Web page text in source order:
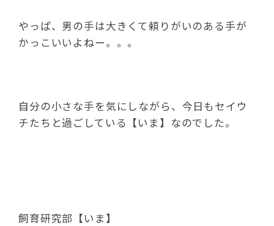
やっぱ、男の手は大きくて頼りがいのある手が
かっこいいよねー。。。
自分の小さな手を気にしながら、今日もセイウ
チたちと過ごしている【いま】なのでした。
飼育研究部【いま】